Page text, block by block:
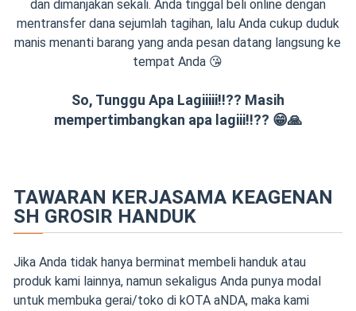
dan dimanjakan sekali. Anda tinggal beli online dengan
mentransfer dana sejumlah tagihan, lalu Anda cukup duduk
manis menanti barang yang anda pesan datang langsung ke
tempat Anda 😘
So, Tunggu Apa Lagiiiii!!?? Masih
mempertimbangkan apa lagiii!!?? 😁🙏
TAWARAN KERJASAMA KEAGENAN
SH GROSIR HANDUK
Jika Anda tidak hanya berminat membeli handuk atau
produk kami lainnya, namun sekaligus Anda punya modal
untuk membuka gerai/toko di kOTA aNDA, maka kami